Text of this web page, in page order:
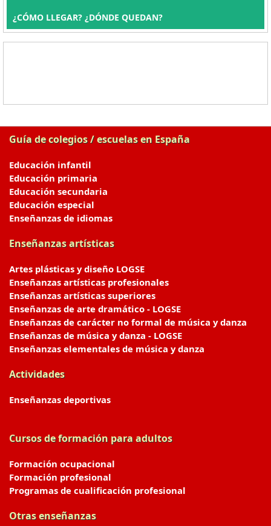
¿CÓMO LLEGAR? ¿DÓNDE QUEDAN?
Guía de colegios / escuelas en España
Educación infantil
Educación primaria
Educación secundaria
Educación especial
Enseñanzas de idiomas
Enseñanzas artísticas
Artes plásticas y diseño LOGSE
Enseñanzas artísticas profesionales
Enseñanzas artísticas superiores
Enseñanzas de arte dramático - LOGSE
Enseñanzas de carácter no formal de música y danza
Enseñanzas de música y danza - LOGSE
Enseñanzas elementales de música y danza
Actividades
Enseñanzas deportivas
Cursos de formación para adultos
Formación ocupacional
Formación profesional
Programas de cualificación profesional
Otras enseñanzas